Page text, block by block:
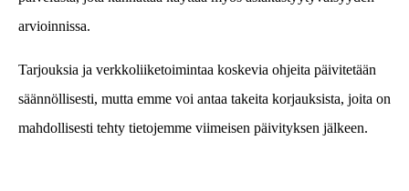
arvioinnissa.
Tarjouksia ja verkkoliiketoimintaa koskevia ohjeita päivitetään
säännöllisesti, mutta emme voi antaa takeita korjauksista, joita on
mahdollisesti tehty tietojemme viimeisen päivityksen jälkeen.